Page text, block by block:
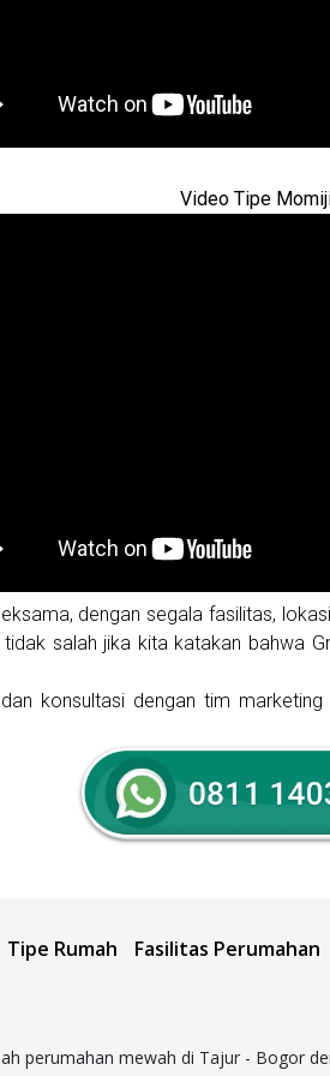
Video Tipe
dengan segala fasilitas,
salah jika kita katakan bahwa
konsultasi dengan tim
Tipe Rumah Fasilitas Perumahan
perumahan mewah di Tajur - Bogor